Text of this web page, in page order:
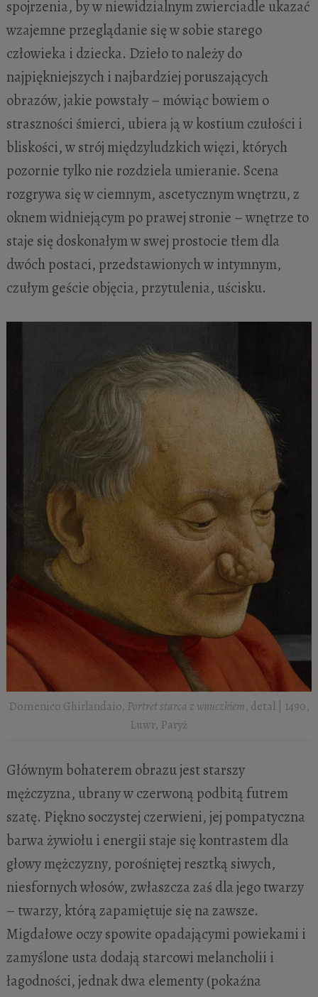
spojrzenia, by w niewidzialnym zwierciadle ukazać
wzajemne przeglądanie się w sobie starego
człowieka i dziecka. Dzieło to należy do
najpiękniejszych i najbardziej poruszających
obrazów, jakie powstały – mówiąc bowiem o
straszności śmierci, ubiera ją w kostium czułości i
bliskości, w strój międzyludzkich więzi, których
pozornie tylko nie rozdziela umieranie. Scena
rozgrywa się w ciemnym, ascetycznym wnętrzu, z
oknem widniejącym po prawej stronie – wnętrze to
staje się doskonałym w swej prostocie tłem dla
dwóch postaci, przedstawionych w intymnym,
czułym geście objęcia, przytulenia, uścisku.
Domenico Ghirlandaio, Portret starca z wnuczkiem, detal | 1490,
Luwr, Paryż
Głównym bohaterem obrazu jest starszy
mężczyzna, ubrany w czerwoną podbitą futrem
szatę. Piękno soczystej czerwieni, jej pompatyczna
barwa żywiołu i energii staje się kontrastem dla
głowy mężczyzny, porośniętej resztką siwych,
niesfornych włosów, zwłaszcza zaś dla jego twarzy
– twarzy, którą zapamiętuje się na zawsze.
Migdałowe oczy spowite opadającymi powiekami i
zamyślone usta dodają starcowi melancholii i
łagodności, jednak dwa elementy (pokaźna